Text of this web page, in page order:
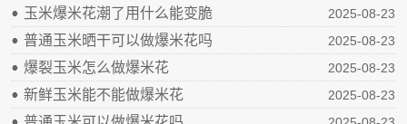
玉米爆米花潮了用什么能变脆 2025-08-23
普通玉米晒干可以做爆米花吗 2025-08-23
爆裂玉米怎么做爆米花 2025-08-23
新鲜玉米能不能做爆米花 2025-08-23